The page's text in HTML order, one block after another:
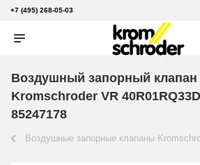
+7 (495) 268-05-03
Воздушный запорный клапан
Kromschroder VR
85247178
Воздушные запорные клапаны